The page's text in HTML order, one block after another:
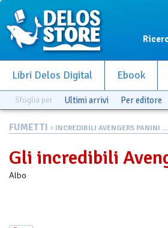
Libri Delos Digital Ebook
Sfoglia per Ultimi arrivi Per editore
FUMETTI > INCREDIBILI AVENGERS PANINI ...
Gli incredibili
Albo